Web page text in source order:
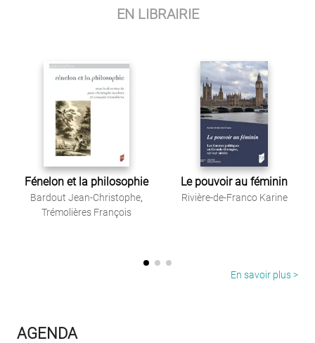
EN LIBRAIRIE
Fénelon et la philosophie
Bardout Jean-Christophe,
Trémolières François
Le pouvoir au féminin
Rivière-de-Franco Karine
En savoir plus >
AGENDA